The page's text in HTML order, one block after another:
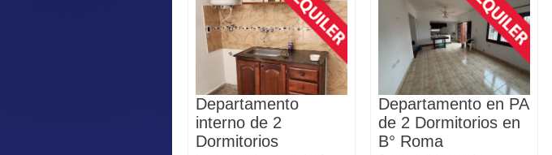
Departamento
interno de 2
Dormitorios
Departamento en PA
de 2 Dormitorios en
B° Roma